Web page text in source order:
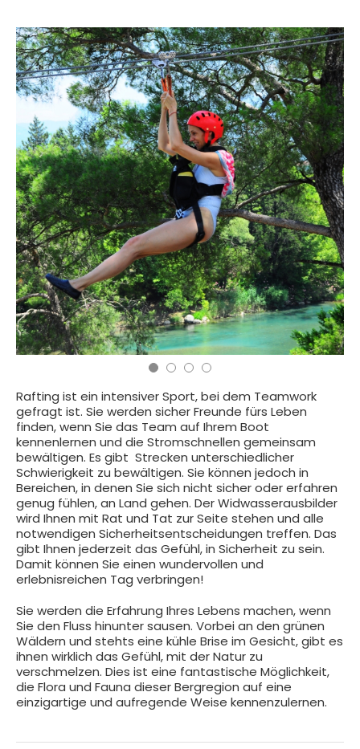
Rafting ist ein intensiver Sport, bei dem Teamwork
gefragt ist. Sie werden sicher Freunde fürs Leben
finden, wenn Sie das Team auf Ihrem Boot
kennenlernen und die Stromschnellen gemeinsam
bewältigen. Es gibt Strecken unterschiedlicher
Schwierigkeit zu bewältigen. Sie können jedoch in
Bereichen, in denen Sie sich nicht sicher oder erfahren
genug fühlen, an Land gehen. Der Widwasserausbilder
wird Ihnen mit Rat und Tat zur Seite stehen und alle
notwendigen Sicherheitsentscheidungen treffen. Das
gibt Ihnen jederzeit das Gefühl, in Sicherheit zu sein.
Damit können Sie einen wundervollen und
erlebnisreichen Tag verbringen!
Sie werden die Erfahrung Ihres Lebens machen, wenn
Sie den Fluss hinunter sausen. Vorbei an den grünen
Wäldern und stehts eine kühle Brise im Gesicht, gibt es
ihnen wirklich das Gefühl, mit der Natur zu
verschmelzen. Dies ist eine fantastische Möglichkeit,
die Flora und Fauna dieser Bergregion auf eine
einzigartige und aufregende Weise kennenzulernen.